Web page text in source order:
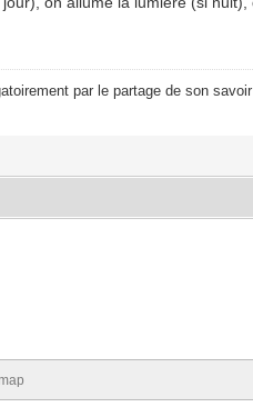
par le partage de son